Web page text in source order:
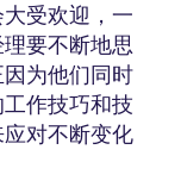
受欢迎，一
要不断地思
为他们同时
作技巧和技
对不断变化